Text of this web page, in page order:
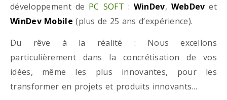
développement de PC SOFT : WinDev, WebDev et
WinDev Mobile (plus de 25 ans d’expérience).
Du rêve à la réalité : Nous excellons
particulièrement dans la concrétisation de vos
idées, même les plus innovantes, pour les
transformer en projets et produits innovants…